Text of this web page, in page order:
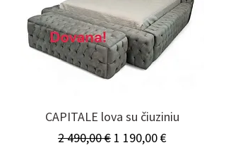
CAPITALE lova su čiuziniu
Įprastinė kaina
2 490,00 € Pardavimo kaina
1 190,00 €